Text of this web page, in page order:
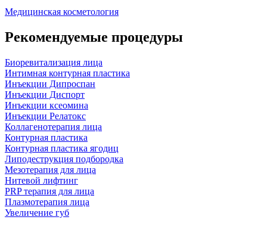
Медицинская косметология
Рекомендуемые процедуры
Биоревитализация лица
Интимная контурная пластика
Инъекции Дипроспан
Инъекции Диспорт
Инъекции ксеомина
Инъекции Релатокс
Коллагенотерапия лица
Контурная пластика
Контурная пластика ягодиц
Липодеструкция подбородка
Мезотерапия для лица
Нитевой лифтинг
PRP терапия для лица
Плазмотерапия лица
Увеличение губ